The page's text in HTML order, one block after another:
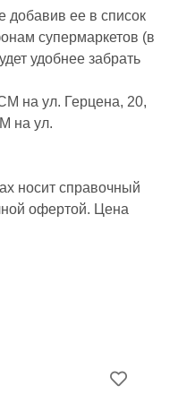
добавив ее в список
супермаркетов (в
удобнее забрать
на ул. Герцена, 20,
на ул.
носит справочный
офертой. Цена